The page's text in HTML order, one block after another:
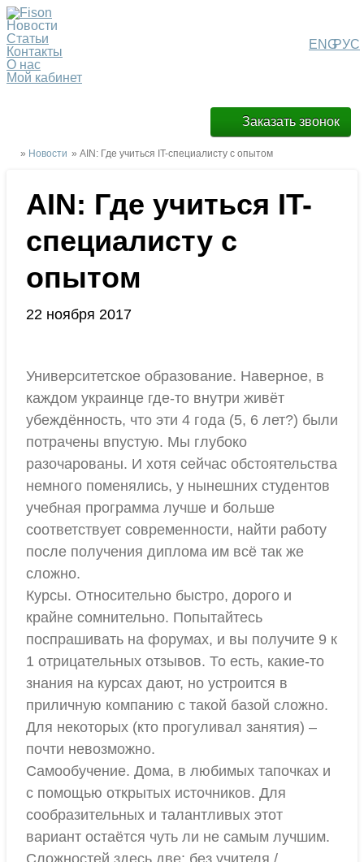
РУС
ENG
Новости
Статьи
Контакты
О нас
Мой кабинет
Заказать звонок
» Новости » AIN: Где учиться IT-специалисту с опытом
AIN: Где учиться IT-
специалисту с
опытом
22 ноября 2017
Университетское образование. Наверное, в
каждом украинце где-то внутри живёт
убеждённость, что эти 4 года (5, 6 лет?) были
потрачены впустую. Мы глубоко
разочарованы. И хотя сейчас обстоятельства
немного поменялись, у нынешних студентов
учебная программа лучше и больше
соответствует современности, найти работу
после получения диплома им всё так же
сложно.
Курсы. Относительно быстро, дорого и
крайне сомнительно. Попытайтесь
поспрашивать на форумах, и вы получите 9 к
1 отрицательных отзывов. То есть, какие-то
знания на курсах дают, но устроится в
приличную компанию с такой базой сложно.
Для некоторых (кто прогуливал занятия) –
почти невозможно.
Самообучение. Дома, в любимых тапочках и
с помощью открытых источников. Для
сообразительных и талантливых этот
вариант остаётся чуть ли не самым лучшим.
Сложностей здесь две: без учителя /